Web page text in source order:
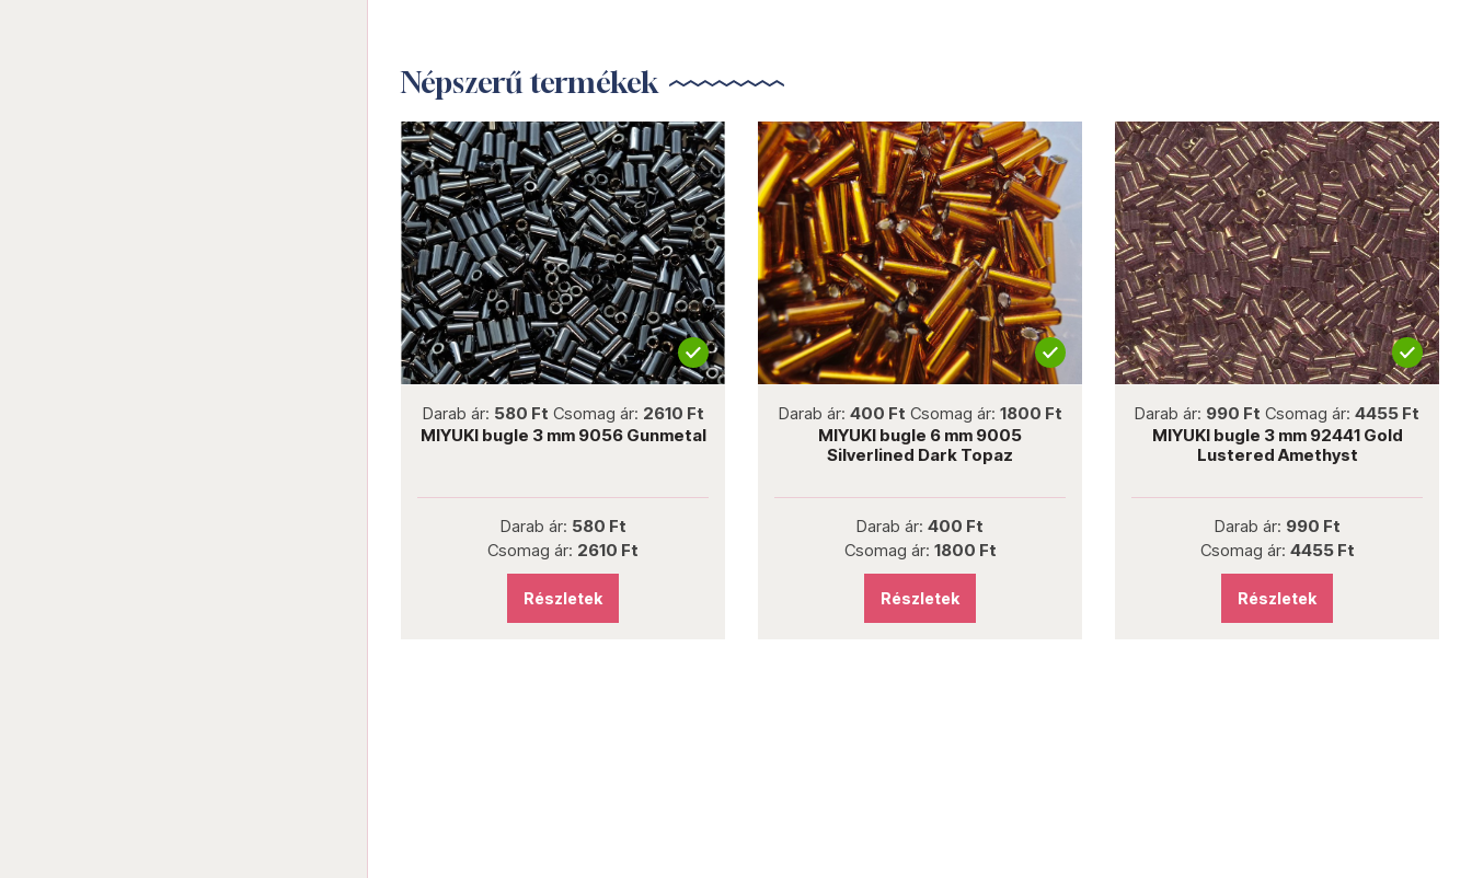
Népszerű termékek
Darab ár: 580 Ft Csomag ár: 2610 Ft
MIYUKI bugle 3 mm 9056 Gunmetal
Darab ár: 580 Ft
Csomag ár: 2610 Ft
Részletek
Darab ár: 400 Ft Csomag ár: 1800 Ft
MIYUKI bugle 6 mm 9005
Silverlined Dark Topaz
Darab ár: 400 Ft
Csomag ár: 1800 Ft
Részletek
Darab ár: 990 Ft Csomag ár: 4455 Ft
MIYUKI bugle 3 mm 92441 Gold
Lustered Amethyst
Darab ár: 990 Ft
Csomag ár: 4455 Ft
Részletek